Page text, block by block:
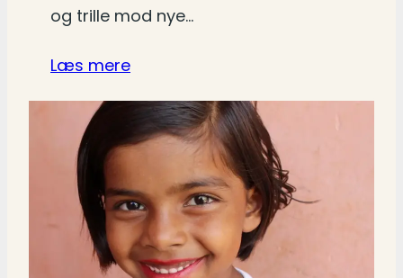
og trille mod nye…
Læs mere